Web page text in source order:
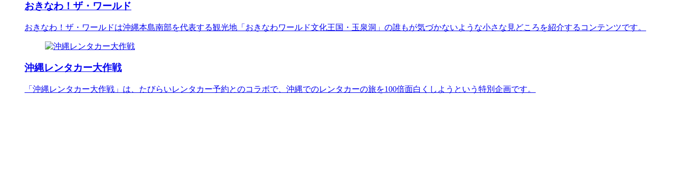
おきなわ！ザ・ワールド
おきなわ！ザ・ワールドは沖縄本島南部を代表する観光地「おきなわワールド文化王国・玉泉洞」の誰もが気づかないような小さな見どころを紹介するコンテンツです。
沖縄レンタカー大作戦
「沖縄レンタカー大作戦」は、たびらいレンタカー予約とのコラボで、沖縄でのレンタカーの旅を100倍面白くしようという特別企画です。